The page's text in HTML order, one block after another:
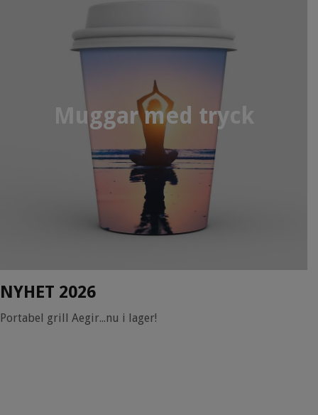
Muggar med tryck
NYHET 2026
Portabel grill Aegir...nu i lager!